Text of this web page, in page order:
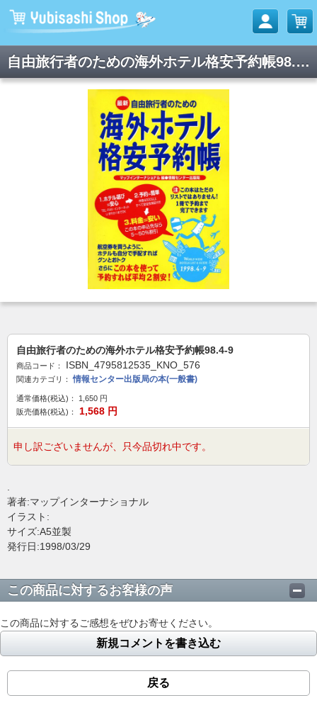
自由旅行者のための海外ホテル格安予約帳98.4-9
自由旅行者のための海外ホテル格安予約帳98.4-9
商品コード： ISBN_4795812535_KNO_576
関連カテゴリ： 情報センター出版局の本(一般書)
通常価格(税込)： 1,650 円
販売価格(税込)：
1,568 円
申し訳ございませんが、只今品切れ中です。
著者:マップインターナショナル
イラスト:
サイズ:A5並製
発行日:1998/03/29
この商品に対するお客様の声
この商品に対するご感想をぜひお寄せください。
新規コメントを書き込む
戻る